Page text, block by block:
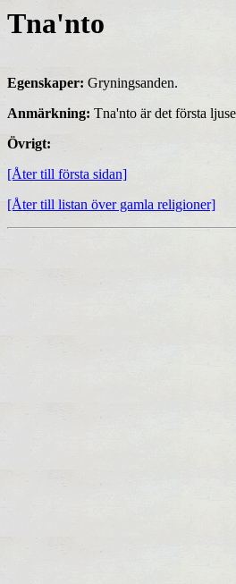
Tna'nto
Egenskaper: Gryningsanden.
Anmärkning: Tna'nto är det första
Övrigt:
[Åter till första sidan]
[Åter till listan över gamla religioner]